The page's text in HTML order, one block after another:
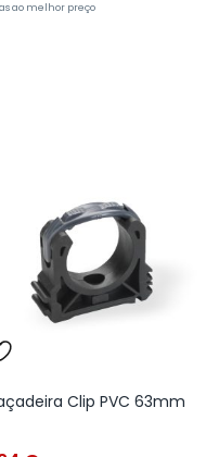
ao melhor preço
Clip PVC 63mm